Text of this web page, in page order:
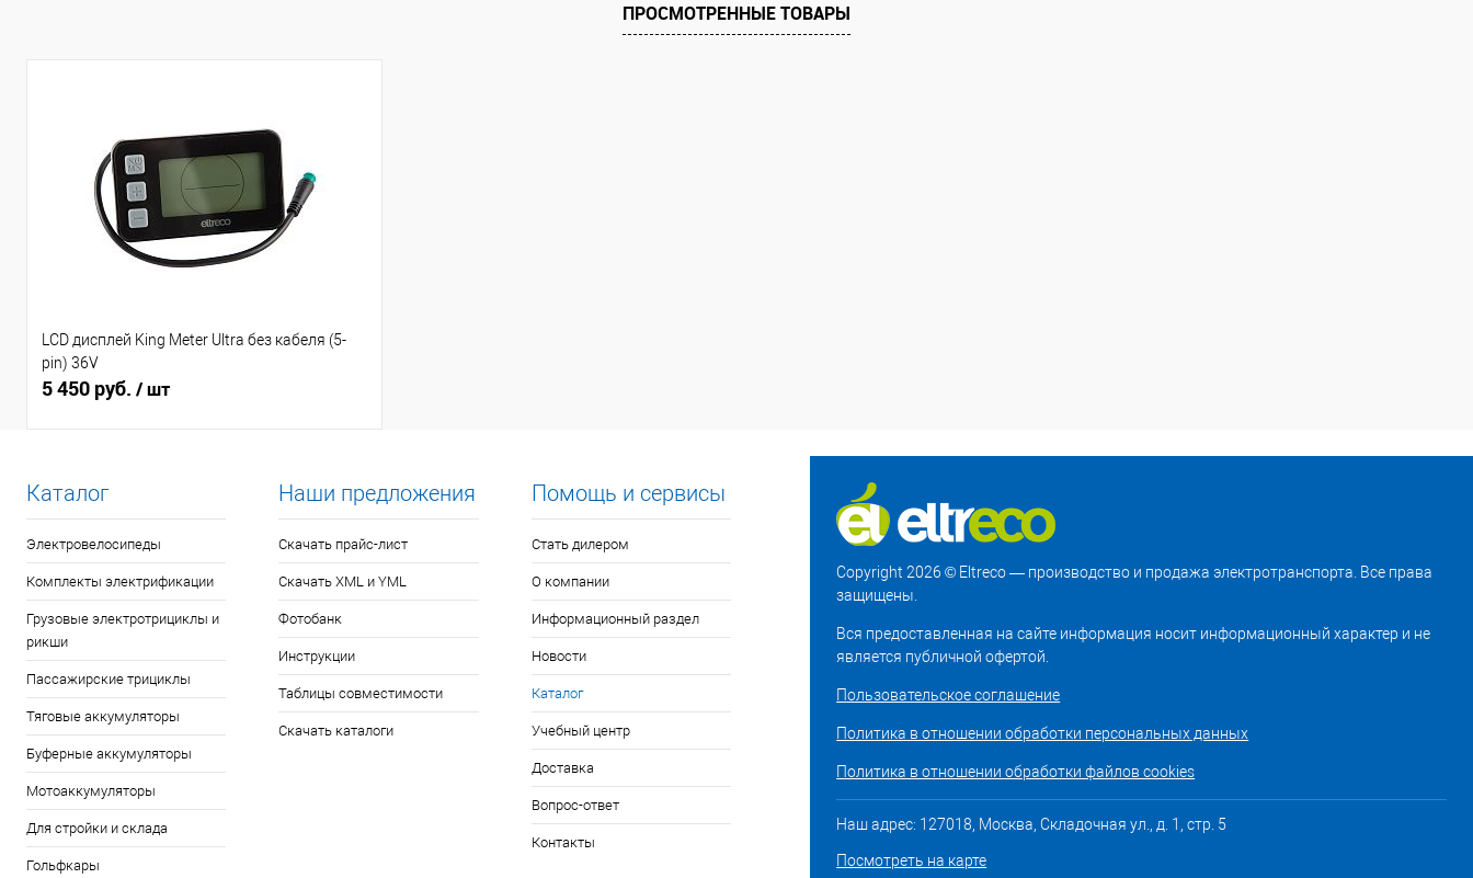
ПРОСМОТРЕННЫЕ ТОВАРЫ
LCD дисплей King Meter Ultra без кабеля (5-
pin) 36V
5 450 руб. / шт
Каталог
Электровелосипеды
Комплекты электрификации
Грузовые электротрициклы и
рикши
Пассажирские трициклы
Тяговые аккумуляторы
Буферные аккумуляторы
Мотоаккумуляторы
Для стройки и склада
Гольфкары
Наши предложения
Скачать прайс-лист
Скачать XML и YML
Фотобанк
Инструкции
Таблицы совместимости
Скачать каталоги
Помощь и сервисы
Стать дилером
О компании
Информационный раздел
Новости
Каталог
Учебный центр
Доставка
Вопрос-ответ
Контакты
Copyright 2026 © Eltreco — производство и продажа электротранспорта. Все права
защищены.
Вся предоставленная на сайте информация носит информационный характер и не
является публичной офертой.
Пользовательское соглашение
Политика в отношении обработки персональных данных
Политика в отношении обработки файлов cookies
Наш адрес: 127018, Москва, Складочная ул., д. 1, стр. 5
Посмотреть на карте